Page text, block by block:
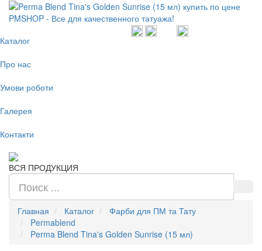
Каталог
Про нас
Умови роботи
Галерея
Контакти
ВСЯ ПРОДУКЦИЯ
Главная Каталог
Фарби для ПМ та Тату
Permablend
Perma Blend Tina's Golden Sunrise (15 мл)